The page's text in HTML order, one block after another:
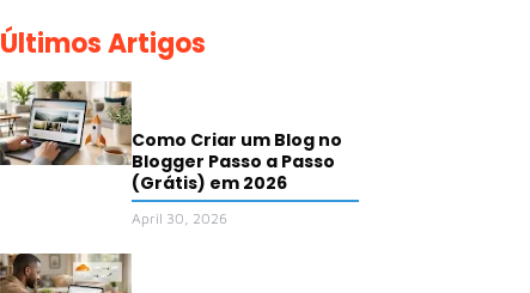
Últimos Artigos
Como Criar um Blog no
Blogger Passo a Passo
(Grátis) em 2026
April 30, 2026